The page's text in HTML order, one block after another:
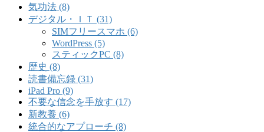
気功法 (8)
デジタル・ＩＴ (31)
SIMフリースマホ (6)
WordPress (5)
スティックPC (8)
歴史 (8)
読書備忘録 (31)
iPad Pro (9)
不要な信念を手放す (17)
新教養 (6)
統合的なアプローチ (8)